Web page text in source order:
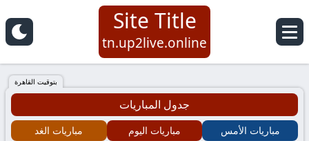
Site
Title
Site Title
tn.up2live.online
بتوقيت القاهرة
جدول المباريات
مباريات الأمس مباريات اليوم مباريات الغد